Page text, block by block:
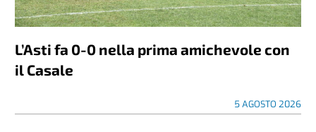
L’Asti fa 0-0 nella prima amichevole con
il Casale
5 AGOSTO 2026